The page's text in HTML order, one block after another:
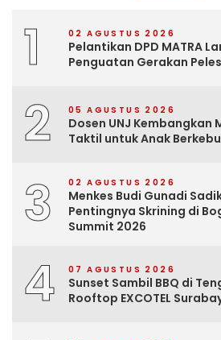
1 02 AGUSTUS 2026
Pelantikan DPD MATRA
Penguatan Gerakan
2 05 AGUSTUS 2026
Dosen UNJ Kembangkan
Taktil untuk Anak
3 02 AGUSTUS 2026
Menkes Budi Gunadi
Pentingnya Skrining di
Summit 2026
4 07 AGUSTUS 2026
Sunset Sambil BBQ di
Rooftop EXCOTEL